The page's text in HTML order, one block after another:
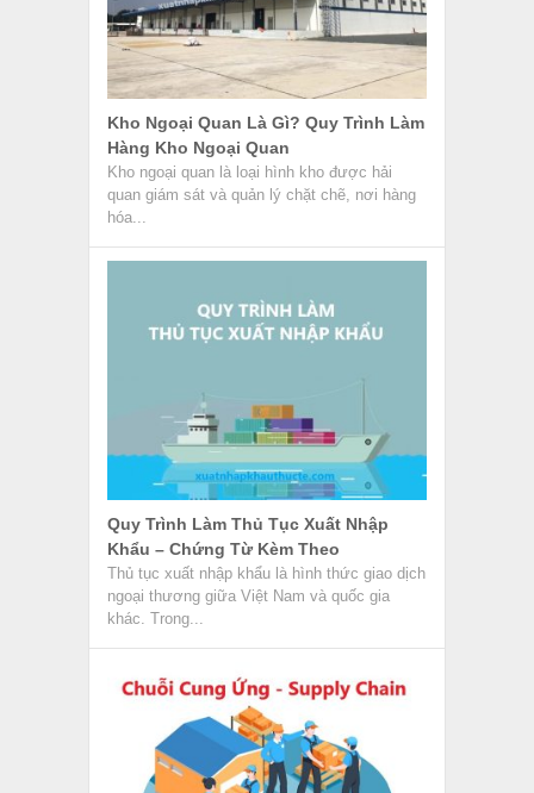
Kho Ngoại Quan Là Gì? Quy Trình Làm
Hàng Kho Ngoại Quan
Kho ngoại quan là loại hình kho được hải
quan giám sát và quản lý chặt chẽ, nơi hàng
hóa...
Quy Trình Làm Thủ Tục Xuất Nhập
Khẩu – Chứng Từ Kèm Theo
Thủ tục xuất nhập khẩu là hình thức giao dịch
ngoại thương giữa Việt Nam và quốc gia
khác. Trong...